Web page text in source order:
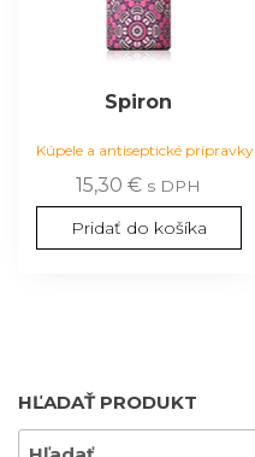
Spiron
Kúpele a antiseptické prípravky
15,30€ s DPH
Pridať do košíka
HĽADAŤ PRODUKT
HĽADAŤ: